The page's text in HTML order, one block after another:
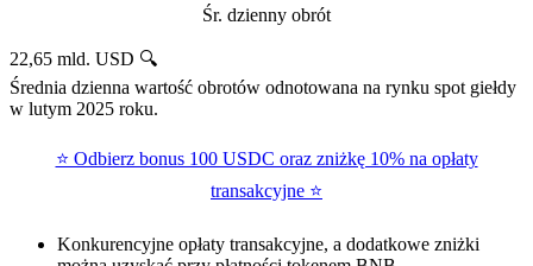
Śr. dzienny obrót
22,65 mld. USD 🔍
Średnia dzienna wartość obrotów odnotowana na rynku spot giełdy
w lutym 2025 roku.
⭐ Odbierz bonus 100 USDC oraz zniżkę 10% na opłaty
transakcyjne ⭐
Konkurencyjne opłaty transakcyjne, a dodatkowe zniżki